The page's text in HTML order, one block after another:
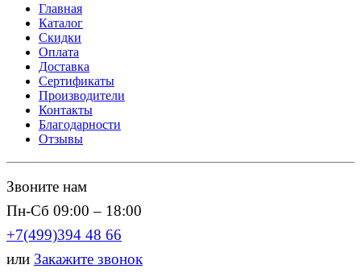
Главная
Каталог
Скидки
Оплата
Доставка
Сертификаты
Производители
Контакты
Благодарности
Отзывы
Звоните нам
Пн-Сб 09:00 – 18:00
+7(499)394 48 66
или Закажите звонок